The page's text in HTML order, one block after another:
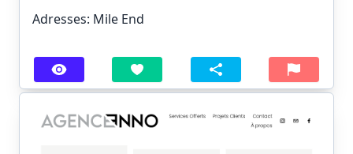
Adresses: Mile End